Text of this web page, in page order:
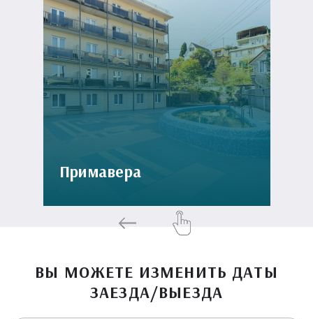
Примавера
ВЫ МОЖЕТЕ ИЗМЕНИТЬ ДАТЫ
ЗАЕЗДА/ВЫЕЗДА